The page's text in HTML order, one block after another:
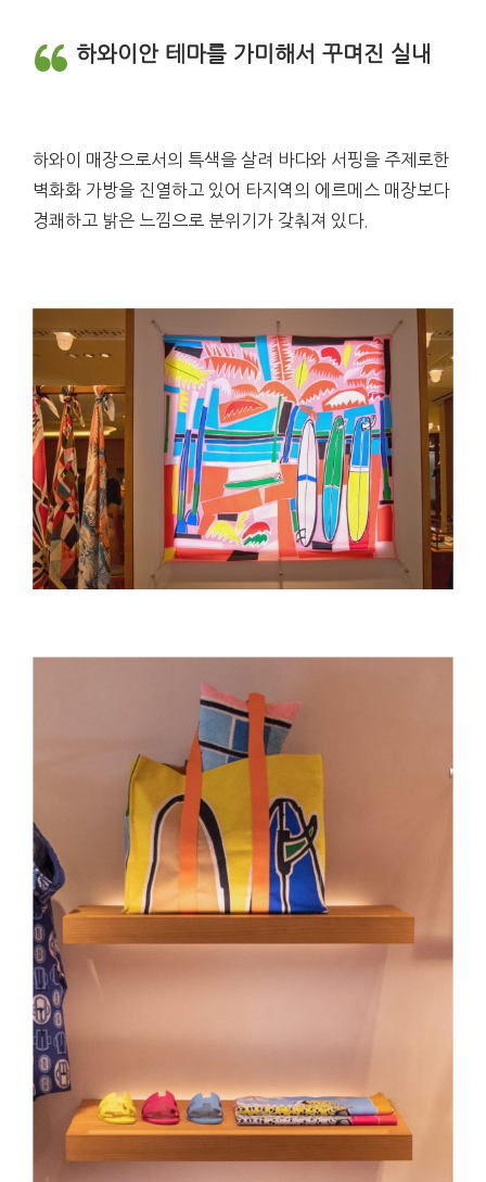
하와이안 테마를 가미해서 꾸며진 실내
하와이 매장으로서의 특색을 살려 바다와 서핑을 주제로한
벽화화 가방을 진열하고 있어 타지역의 에르메스 매장보다
경쾌하고 밝은 느낌으로 분위기가 갖춰져 있다.